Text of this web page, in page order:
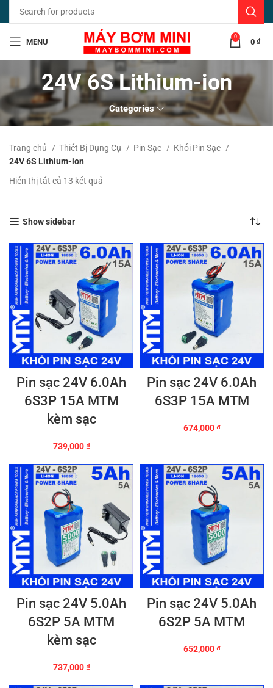
MENU
0
0 ₫
24V 6S Lithium-ion
Categories
Trang chủ Thiết Bị Dụng Cụ Pin Sạc
Khối Pin Sạc
24V 6S Lithium-ion
Hiển thị tất cả 13 kết quả
nhất
Show sidebar
Pin sạc 24V 6.0Ah
6S3P 15A MTM
kèm sạc
739,000₫
Pin sạc 24V 6.0Ah
6S3P 15A MTM
674,000₫
Pin sạc 24V 5.0Ah
6S2P 5A MTM
kèm sạc
737,000₫
Pin sạc 24V 5.0Ah
6S2P 5A MTM
652,000₫